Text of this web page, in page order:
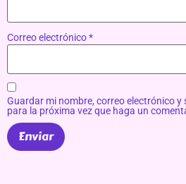
Correo electrónico*
Guardar mi nombre, correo electrónico
para la próxima vez que haga un